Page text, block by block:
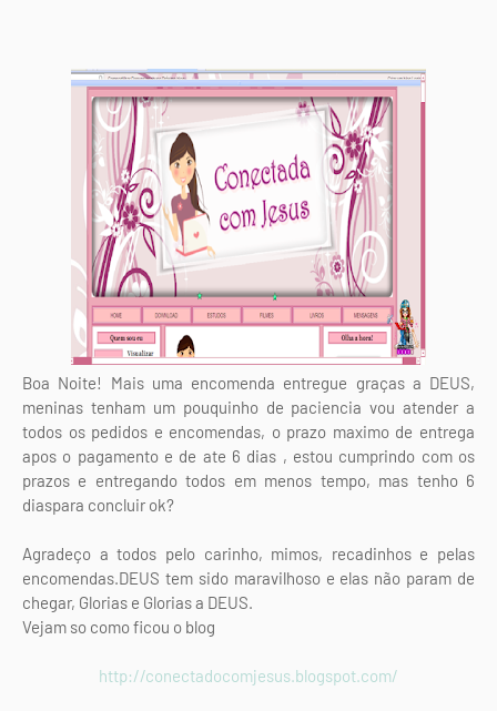
Boa Noite! Mais uma encomenda entregue graças a DEUS,
meninas tenham um pouquinho de paciencia vou atender a
todos os pedidos e encomendas, o prazo maximo de entrega
apos o pagamento e de ate 6 dias , estou cumprindo com os
prazos e entregando todos em menos tempo, mas tenho 6
diaspara concluir ok?
Agradeço a todos pelo carinho, mimos, recadinhos e pelas
encomendas.DEUS tem sido maravilhoso e elas não param de
chegar, Glorias e Glorias a DEUS.
Vejam so como ficou o blog
http://conectadocomjesus.blogspot.com/